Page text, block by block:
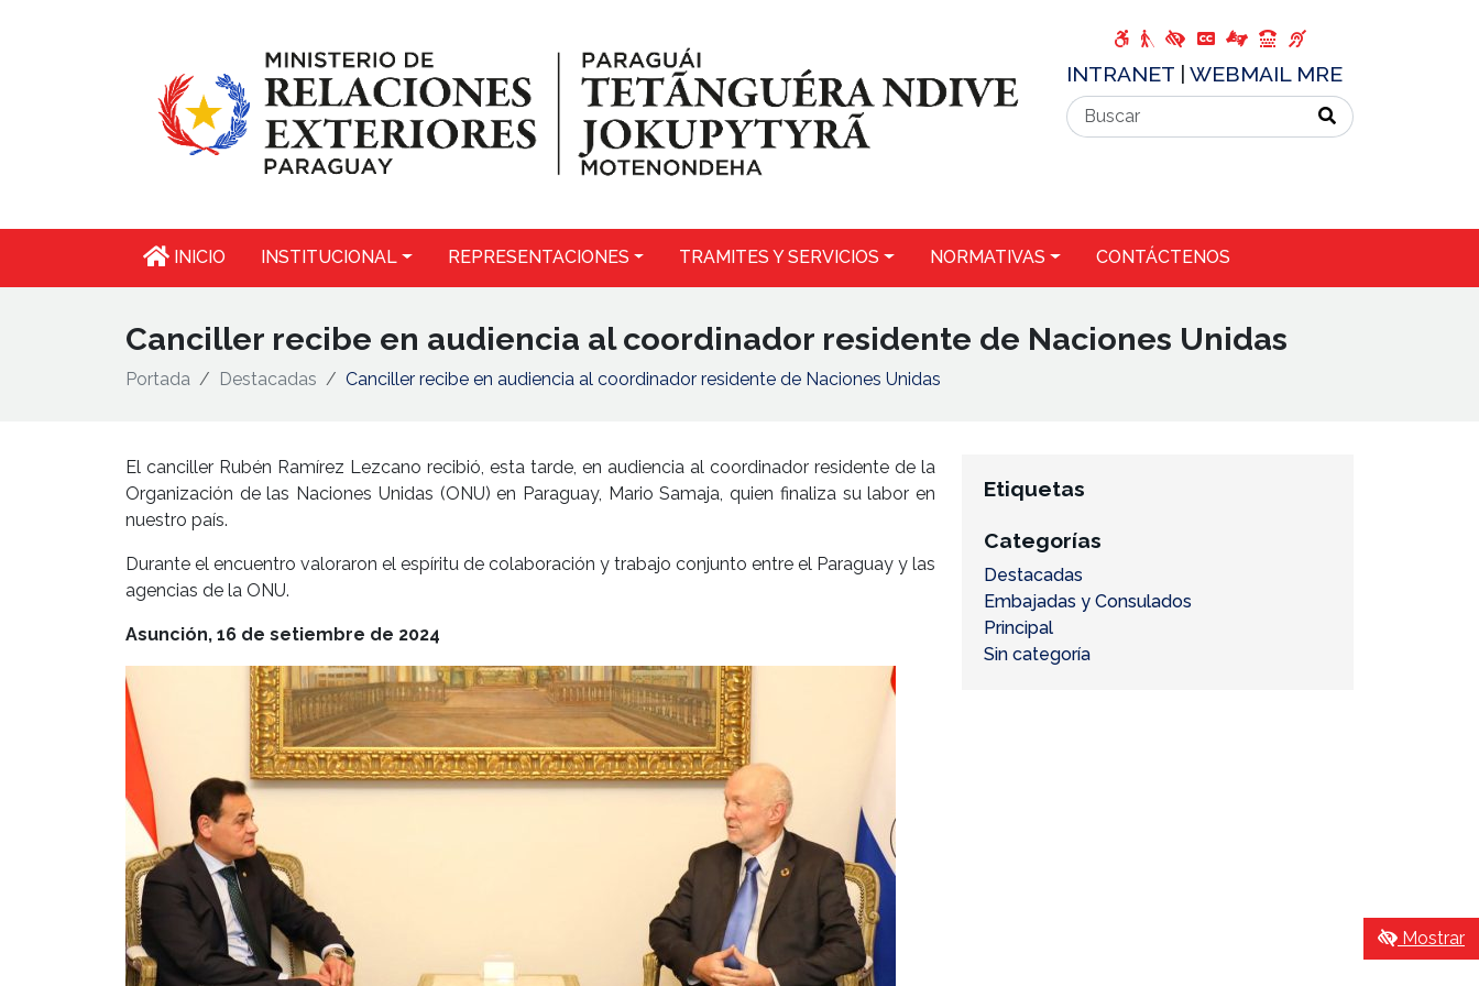
INTRANET WEBMAIL MRE
INICIO INSTITUCIONAL REPRESENTACIONES TRAMITES Y SERVICIOS NORMATIVAS CONTÁCTENOS
Mostrar
Canciller recibe en audiencia al coordinador residente de Naciones Unidas
Portada Destacadas Canciller recibe en audiencia al coordinador residente de Naciones Unidas
El canciller Rubén Ramírez Lezcano recibió, esta tarde, en audiencia al coordinador residente de la
Organización de las Naciones Unidas (ONU) en Paraguay, Mario Samaja, quien finaliza su labor en
nuestro país.
Durante el encuentro valoraron el espíritu de colaboración y trabajo conjunto entre el Paraguay y las
agencias de la ONU.
Asunción, 16 de setiembre de 2024
Etiquetas
Categorías
Destacadas
Embajadas y Consulados
Principal
Sin categoría